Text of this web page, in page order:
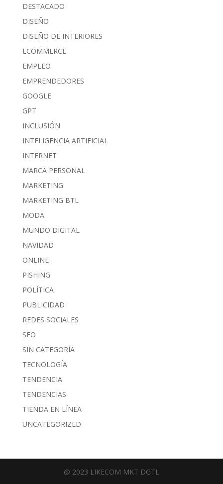
DESTACADO
DISEÑO
DISEÑO DE INTERIORES
ECOMMERCE
EMPLEO
EMPRENDEDORES
GOOGLE
GPT
INCLUSIÓN
INTELIGENCIA ARTIFICIAL
INTERNET
MARCA PERSONAL
MARKETING
MARKETING BTL
MODA
MUNDO DIGITAL
NAVIDAD
ONLINE
PISHING
POLÍTICA
PUBLICIDAD
REDES SOCIALES
SEO
SIN CATEGORÍA
TECNOLOGÍA
TENDENCIA
TENDENCIAS
TIENDA EN LÍNEA
UNCATEGORIZED
@ 2023 LIKECOM MKT DGTL